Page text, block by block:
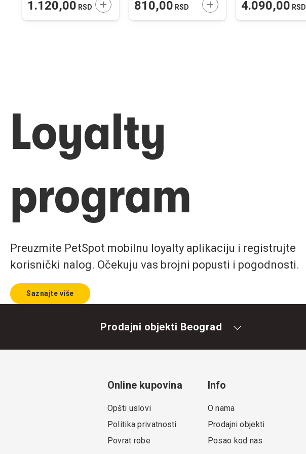
U KORPU
1.120,00 RSD DODAJTE U KORPU
810,00 RSD DODAJTE U KORPU
4.090,00 RSD
Loyalty
program
Preuzmite PetSpot mobilnu loyalty aplikaciju i registrujte
korisnički nalog. Očekuju vas brojni popusti i pogodnosti.
Saznajte više
Prodajni objekti Beograd
Online kupovina
Opšti uslovi
Politika privatnosti
Povrat robe
Info
O nama
Prodajni objekti
Posao kod nas